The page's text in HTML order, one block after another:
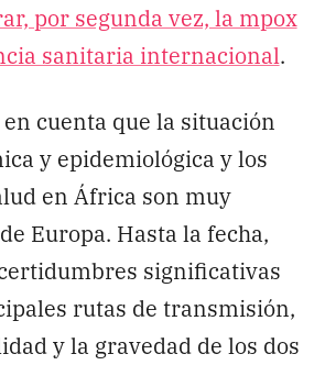
por segunda vez, la mpox
sanitaria internacional.
cuenta que la situación
y epidemiológica y los
en África son muy
Europa. Hasta la fecha,
significativas
rutas de transmisión,
y la gravedad de los dos